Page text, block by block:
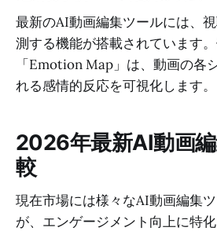
最新のAI動画編集ツールには、
測する機能が搭載されています
「Emotion Map」は、動画の各
れる感情的反応を可視化します。
2026年最新AI動画
較
現在市場には様々なAI動画編集
が、エンゲージメント向上に特